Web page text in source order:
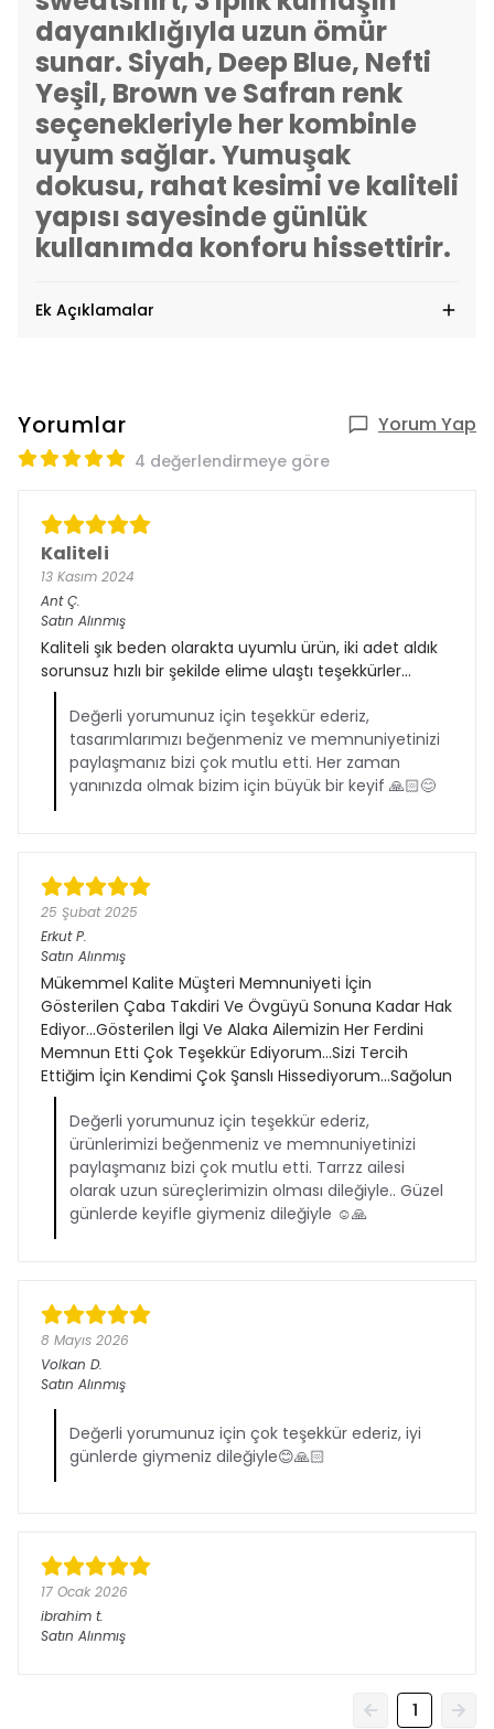
dayanıklığıyla uzun ömür
sunar. Siyah, Deep Blue, Nefti
Yeşil, Brown ve Safran renk
seçenekleriyle her kombinle
uyum sağlar. Yumuşak
dokusu, rahat kesimi ve kaliteli
yapısı sayesinde günlük
kullanımda konforu hissettirir.
Ek Açıklamalar
Yorumlar Yorum Yap
4 değerlendirmeye göre
Kaliteli
13 Kasım 2024
Ant Ç.
Satın Alınmış
Kaliteli şık beden olarakta uyumlu ürün, iki adet aldık
sorunsuz hızlı bir şekilde elime ulaştı teşekkürler...
Değerli yorumunuz için teşekkür ederiz,
tasarımlarımızı beğenmeniz ve memnuniyetinizi
paylaşmanız bizi çok mutlu etti. Her zaman
yanınızda olmak bizim için büyük bir keyif 🙏🏻😊
25 Şubat 2025
Erkut P.
Satın Alınmış
Mükemmel Kalite Müşteri Memnuniyeti İçin
Gösterilen Çaba Takdiri Ve Övgüyü Sonuna Kadar Hak
Ediyor...Gösterilen İlgi Ve Alaka Ailemizin Her Ferdini
Memnun Etti Çok Teşekkür Ediyorum...Sizi Tercih
Ettiğim İçin Kendimi Çok Şanslı Hissediyorum...Sağolun
Değerli yorumunuz için teşekkür ederiz,
ürünlerimizi beğenmeniz ve memnuniyetinizi
paylaşmanız bizi çok mutlu etti. Tarrzz ailesi
olarak uzun süreçlerimizin olması dileğiyle.. Güzel
günlerde keyifle giymeniz dileğiyle ☺️🙏
8 Mayıs 2026
Volkan D.
Satın Alınmış
Değerli yorumunuz için çok teşekkür ederiz, iyi
günlerde giymeniz dileğiyle😊🙏🏻
17 Ocak 2026
ibrahim t.
Satın Alınmış
1